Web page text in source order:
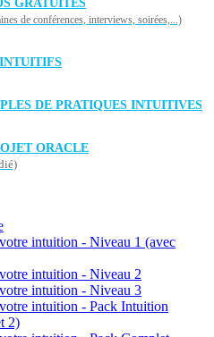
GRATUITES
de conférences, interviews, soirées,...)
DE PRATIQUES INTUITIVES
ORACLE
intuition - Niveau 1 (avec
intuition - Niveau 2
intuition - Niveau 3
intuition - Pack Intuition
2)